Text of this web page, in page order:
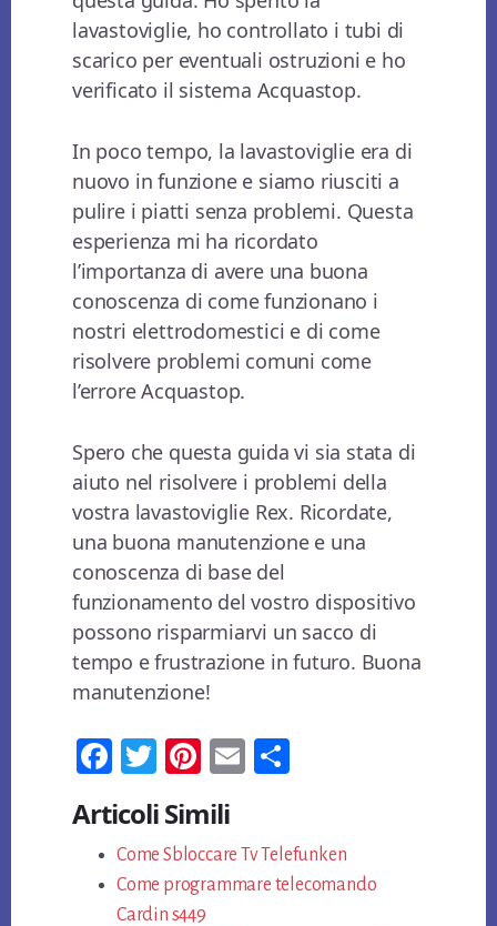
lavastoviglie, ho controllato i tubi di
scarico per eventuali ostruzioni e ho
verificato il sistema Acquastop.
In poco tempo, la lavastoviglie era di
nuovo in funzione e siamo riusciti a
pulire i piatti senza problemi. Questa
esperienza mi ha ricordato
l’importanza di avere una buona
conoscenza di come funzionano i
nostri elettrodomestici e di come
risolvere problemi comuni come
l’errore Acquastop.
Spero che questa guida vi sia stata di
aiuto nel risolvere i problemi della
vostra lavastoviglie Rex. Ricordate,
una buona manutenzione e una
conoscenza di base del
funzionamento del vostro dispositivo
possono risparmiarvi un sacco di
tempo e frustrazione in futuro. Buona
manutenzione!
Fa
bo
ok
T
tt
er
Pi
er
es
t
E
vi
di
Articoli Simili
Come Sbloccare Tv Telefunken
Come programmare telecomando
Cardin​ s449​